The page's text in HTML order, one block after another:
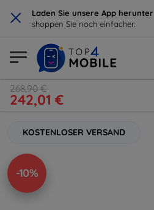
× Laden Sie unsere App herunter
shoppen Sie noch einfacher.
268,90 €
242,01 €
KOSTENLOSER VERSAND
-10%